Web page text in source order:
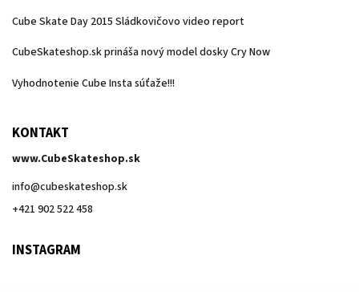
Cube Skate Day 2015 Sládkovičovo video report
CubeSkateshop.sk prináša nový model dosky Cry Now
Vyhodnotenie Cube Insta súťaže!!!
KONTAKT
www.CubeSkateshop.sk
info@cubeskateshop.sk
+421 902 522 458
INSTAGRAM